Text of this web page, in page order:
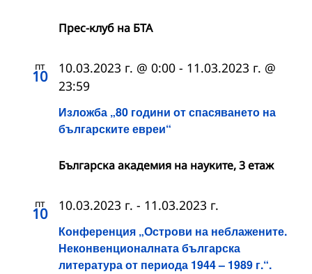
Прес-клуб на БТА
пт
10
Изложба „80 години от спасяването на
българските евреи“
10.03.2023 г. @ 0:00 - 11.03.2023 г. @
23:59
Българска академия на науките, 3 етаж
пт
10
Конференция „Острови на неблажените.
Неконвенционалната българска
литература от периода 1944 – 1989 г.“.
10.03.2023 г. - 11.03.2023 г.